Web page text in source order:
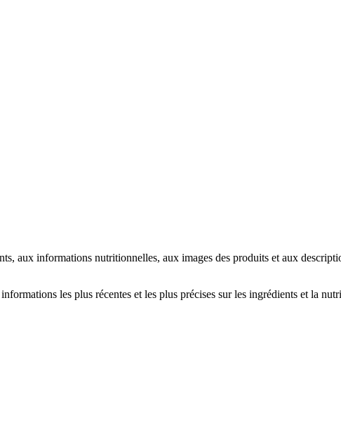
aux informations nutritionnelles, aux images des produits et aux
les plus récentes et les plus précises sur les ingrédients et la